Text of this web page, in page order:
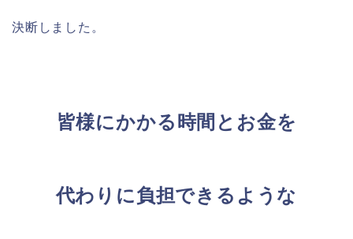
決断しました。
皆様にかかる 時間とお金を
代わりに負担できるような